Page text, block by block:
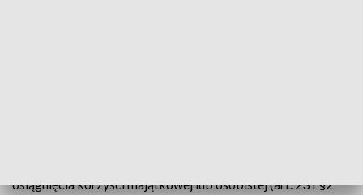
osiągnięcia korzyści majątkowej lub osobistej (art. 231 §2